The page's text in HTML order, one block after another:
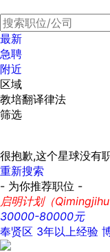
最新
急聘
附近
区域
教培翻译律法
筛选
很抱歉,这个星球没有
重新搜索
- 为你推荐职位 -
启明计划（Qimingjihu
30000-80000元
奉贤区 3年以上经验